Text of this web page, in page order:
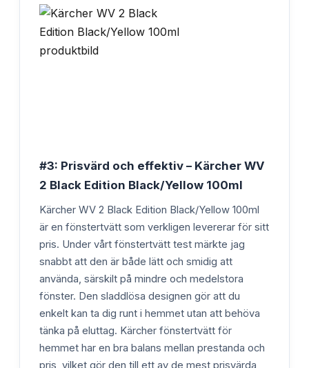
#3: Prisvärd och effektiv – Kärcher WV
2 Black Edition Black/Yellow 100ml
Kärcher WV 2 Black Edition Black/Yellow 100ml
är en fönstertvätt som verkligen levererar för sitt
pris. Under vårt fönstertvätt test märkte jag
snabbt att den är både lätt och smidig att
använda, särskilt på mindre och medelstora
fönster. Den sladdlösa designen gör att du
enkelt kan ta dig runt i hemmet utan att behöva
tänka på eluttag. Kärcher fönstertvätt för
hemmet har en bra balans mellan prestanda och
pris, vilket gör den till ett av de mest prisvärda